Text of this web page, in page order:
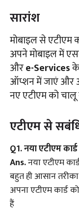
सारांश
मोबाइल से
अपने मोबाइल में
औरe-Services
ऑप्शन में जाएं और
नए एटीएम को
एटीएम से
Q1. नया एटीएम
Ans.नया एटीएम
बहुत ही आसान
अपना एटीएम कार्ड
हैं